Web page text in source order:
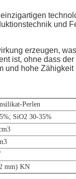
und
erzeugen,
ist, ohne dass
hohe
Perlen
SiO2 30-35%
mm) KN